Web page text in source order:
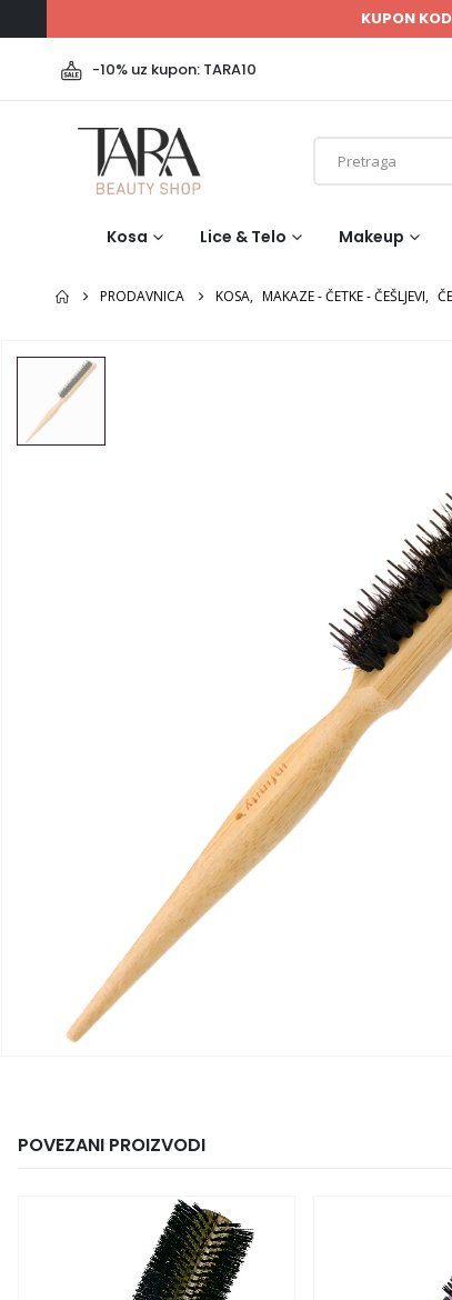
KUPON
-10% uz kupon: TARA10
Kosa Lice & Telo Makeup
PRODAVNICA KOSA, MAKAZE - ČETKE - ČEŠLJEVI,
POVEZANI PROIZVODI